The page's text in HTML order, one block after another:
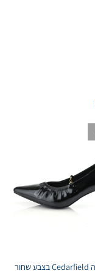
נעלי סירה Cedarfield בצבע שחור